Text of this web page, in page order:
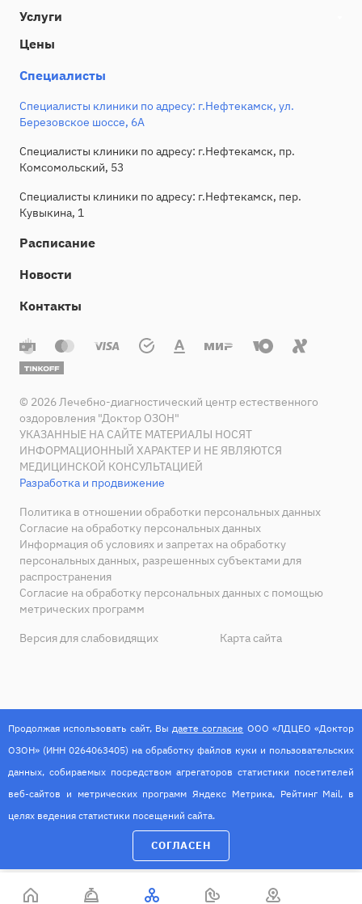
Услуги
Цены
Специалисты
Специалисты клиники по адресу: г.Нефтекамск, ул.
Березовское шоссе, 6А
Специалисты клиники по адресу: г.Нефтекамск, пр.
Комсомольский, 53
Специалисты клиники по адресу: г.Нефтекамск, пер.
Кувыкина, 1
Расписание
Новости
Контакты
© 2026 Лечебно-диагностический центр естественного
оздоровления "Доктор ОЗОН"
УКАЗАННЫЕ НА САЙТЕ МАТЕРИАЛЫ НОСЯТ
ИНФОРМАЦИОННЫЙ ХАРАКТЕР И НЕ ЯВЛЯЮТСЯ
МЕДИЦИНСКОЙ КОНСУЛЬТАЦИЕЙ
Разработка и продвижение
Политика в отношении обработки персональных данных
Согласие на обработку персональных данных
Информация об условиях и запретах на обработку
персональных данных, разрешенных субъектами для
распространения
Согласие на обработку персональных данных с помощью
метрических программ
Версия для слабовидящих
Карта сайта
Продолжая использовать сайт, Вы даете согласие ООО «ЛДЦЕО «Доктор
ОЗОН» (ИНН 0264063405) на обработку файлов куки и пользовательских
данных, собираемых посредством агрегаторов статистики посетителей
веб-сайтов и метрических программ Яндекс Метрика, Рейтинг Mail, в
целях ведения статистики посещений сайта.
СОГЛАСЕН
ИМЕЮТСЯ ПРОТИВОПОКАЗАНИЯ. НЕОБХОДИМА
КОНСУЛЬТАЦИЯ СПЕЦИАЛИСТА